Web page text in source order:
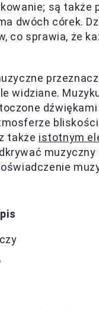
są także
dwóch córek.
co sprawia, że
widziane.
także istotnym